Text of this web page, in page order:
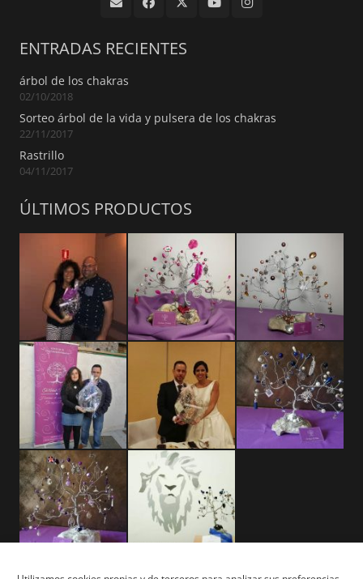
ENTRADAS RECIENTES
árbol de los chakras
02/10/2018
Sorteo árbol de la vida y pulsera de los chakras
22/11/2017
Rastrillo
04/11/2017
ÚLTIMOS PRODUCTOS